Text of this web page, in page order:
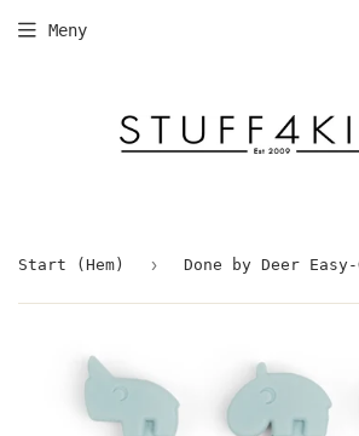
Meny
Start (Hem) ›